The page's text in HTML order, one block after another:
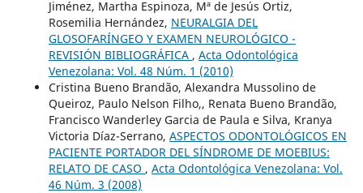
Jiménez, Martha Espinoza, Mª de Jesús Ortiz,
Rosemilia Hernández, NEURALGIA DEL
GLOSOFARÍNGEO Y EXAMEN NEUROLÓGICO -
REVISIÓN BIBLIOGRÁFICA , Acta Odontológica
Venezolana: Vol. 48 Núm. 1 (2010)
Cristina Bueno Brandão, Alexandra Mussolino de
Queiroz, Paulo Nelson Filho,, Renata Bueno Brandão,
Francisco Wanderley Garcia de Paula e Silva, Kranya
Victoria Díaz-Serrano, ASPECTOS ODONTOLÓGICOS EN
PACIENTE PORTADOR DEL SÍNDROME DE MOEBIUS:
RELATO DE CASO , Acta Odontológica Venezolana: Vol.
46 Núm. 3 (2008)